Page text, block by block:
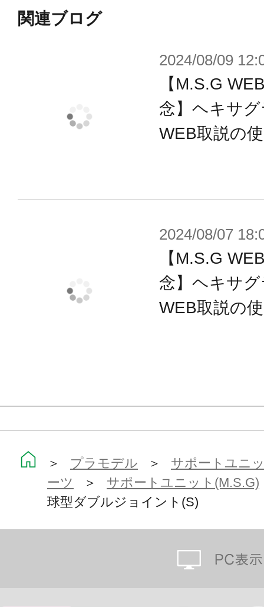
関連ブログ
2024/08/09
【M.S.G
念】ヘキサ
WEB取説の
2024/08/07
【M.S.G
念】ヘキサ
WEB取説の
＞ プラモデル ＞ サポートユニ
ーツ
＞ サポートユニット(M.S.G)
球型ダブルジョイント(S)